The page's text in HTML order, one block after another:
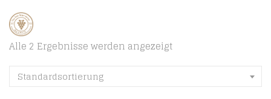
Alle 2 Ergebnisse werden angezeigt
Standardsortierung